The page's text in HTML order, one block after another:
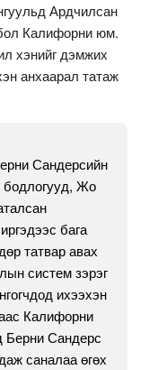
Ардчилсан
Калифорни юм.
хэнийг дэмжих
анхаарал татаж
Сандерсийн
бодлогууд, Жо
бага
татвар авах
систем зэрэг
ихээхэн
Калифорни
Берни Сандерс
саналаа өгөх